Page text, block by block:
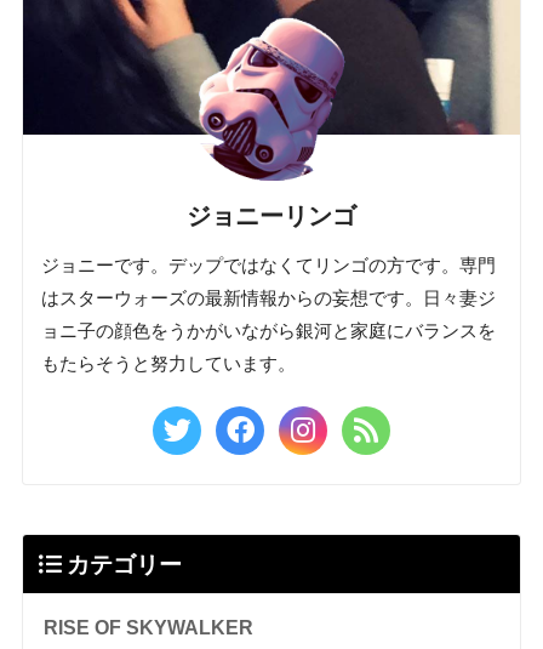
ジョニーリンゴ
ジョニーです。デップではなくてリンゴの方です。専門
はスターウォーズの最新情報からの妄想です。日々妻ジ
ョニ子の顔色をうかがいながら銀河と家庭にバランスを
もたらそうと努力しています。
カテゴリー
RISE OF SKYWALKER